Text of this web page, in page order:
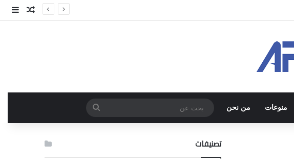
مقال
منوعات من نحن
بحث
عن
تصنيفات